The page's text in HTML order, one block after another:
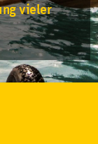
vieler